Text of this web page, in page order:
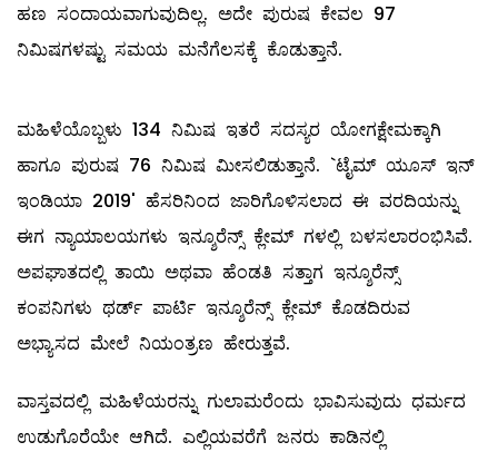
ಹಣ ಸಂದಾಯವಾಗುವುದಿಲ್ಲ. ಅದೇ ಪುರುಷ ಕೇವಲ 97
ನಿಮಿಷಗಳಷ್ಟು ಸಮಯ ಮನೆಗೆಲಸಕ್ಕೆ ಕೊಡುತ್ತಾನೆ.
ಮಹಿಳೆಯೊಬ್ಬಳು 134 ನಿಮಿಷ ಇತರೆ ಸದಸ್ಯರ ಯೋಗಕ್ಷೇಮಕ್ಕಾಗಿ
ಹಾಗೂ ಪುರುಷ 76 ನಿಮಿಷ ಮೀಸಲಿಡುತ್ತಾನೆ. `ಟೈಮ್ ಯೂಸ್‌ ಇನ್‌
ಇಂಡಿಯಾ 2019' ಹೆಸರಿನಿಂದ ಜಾರಿಗೊಳಿಸಲಾದ ಈ ವರದಿಯನ್ನು
ಈಗ ನ್ಯಾಯಾಲಯಗಳು ಇನ್ಶೂರೆನ್ಸ್ ಕ್ಲೇಮ್ ಗಳಲ್ಲಿ ಬಳಸಲಾರಂಭಿಸಿವೆ.
ಅಪಘಾತದಲ್ಲಿ ತಾಯಿ ಅಥವಾ ಹೆಂಡತಿ ಸತ್ತಾಗ ಇನ್ಶೂರೆನ್ಸ್
ಕಂಪನಿಗಳು ಥರ್ಡ್‌ ಪಾರ್ಟಿ ಇನ್ಶೂರೆನ್ಸ್ ಕ್ಲೇಮ್ ಕೊಡದಿರುವ
ಅಭ್ಯಾಸದ ಮೇಲೆ ನಿಯಂತ್ರಣ ಹೇರುತ್ತವೆ.
ವಾಸ್ತವದಲ್ಲಿ ಮಹಿಳೆಯರನ್ನು ಗುಲಾಮರೆಂದು ಭಾವಿಸುವುದು ಧರ್ಮದ
ಉಡುಗೊರೆಯೇ ಆಗಿದೆ. ಎಲ್ಲಿಯವರೆಗೆ ಜನರು ಕಾಡಿನಲ್ಲಿ